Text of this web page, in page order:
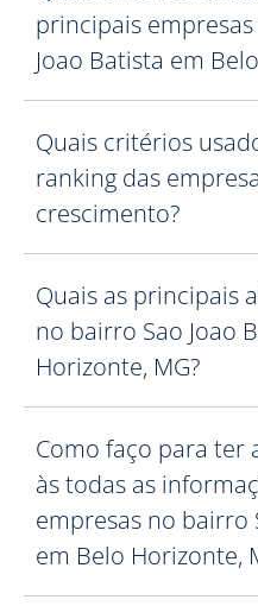
principais
Joao Batista em
Quais critérios
ranking das
crescimento?
Quais as principais
no bairro Sao Joao
Horizonte, MG?
Como faço para ter
às todas as
empresas no bairro
em Belo Horizonte,